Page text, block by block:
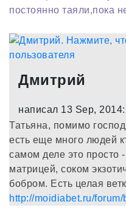
постоянно таяли,пока
Дмитрий
написал 13 Sep, 2014:
Татьяна, помимо
есть еще много людей
самом деле это просто
матрицей, соком
бобром. Есть целая
http://moidiabet.ru/